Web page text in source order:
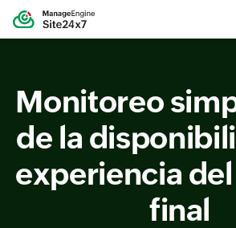
Monitoreo
de la
experiencia
final